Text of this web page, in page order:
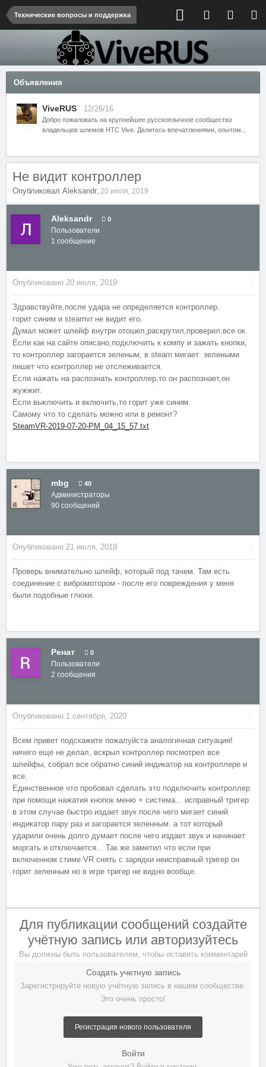
Технические вопросы и поддержка
Объявления
ViveRUS 12/26/16
Добро пожаловать на крупнейшее русскоязычное сообщество
владельцев шлемов HTC Vive. Делитесь впечатлениями, опытом...
Не видит контроллер
Опубликовал Aleksandr, 20 июля, 2019
Aleksandr 0
Пользователи
1 сообщение
Опубликовано 20 июля, 2019
Здравствуйте,после удара не определяется контроллер.
горит синим и steamvr не видит его.
Думал может шлейф внутри отошел,раскрутил,проверил,все ок.
Если как на сайте описано,подключить к компу и зажать кнопки,
то контроллер загорается зеленым, в steam мигает зелеными
пишет что контроллер не отслеживается.
Если нажать на распознать контроллер,то он распознает,он
жужжит.
Если выключить и включить,то горит уже синим.
Самому что то сделать можно или в ремонт?
SteamVR-2019-07-20-PM_04_15_57.txt
mbg 40
Администраторы
90 сообщений
Опубликовано 21 июля, 2019
Проверь внимательно шлейф, который под тачем. Там есть
соединение с вибромотором - после его повреждения у меня
были подобные глюки.
Ренат 0
Пользователи
2 сообщения
Опубликовано 1 сентября, 2020
Всем привет подскажите пожалуйста аналогичная ситуация!
ничего еще не делал, вскрыл контроллер посмотрел все
шлейфы, собрал все обратно синий индикатор на контроллере и
все.
Единственное что пробовал сделать это подключить контроллер
при помощи нажатия кнопок меню + система... исправный тригер
в этом случае быстро издает звук после чего мигает синий
индикатор пару раз и загорается зеленным. а тот который
ударили очень долго думает после чего издает звук и начинает
моргать и отключается... Так же заметил что если при
включенном стиме VR снять с зарядки неисправный тригер он
горит зеленным но в игре тригер не видно вообще.
Для публикации сообщений создайте
учётную запись или авторизуйтесь
Вы должны быть пользователем, чтобы оставить комментарий
Создать учетную запись
Зарегистрируйте новую учётную запись в нашем сообществе.
Это очень просто!
Регистрация нового пользователя
Войти